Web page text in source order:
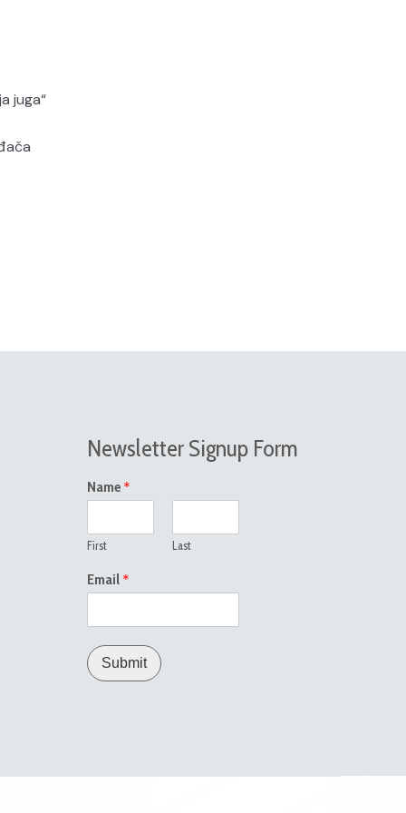
juga“
Newsletter Signup Form
Name *
First Last
Email *
Submit